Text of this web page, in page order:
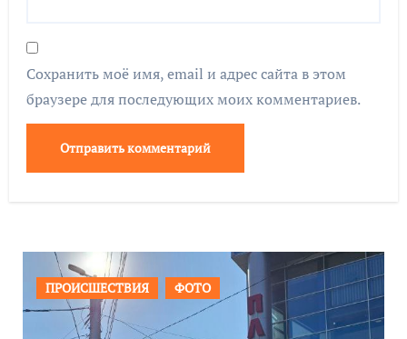
Сохранить моё имя, email и адрес сайта в этом
браузере для последующих моих комментариев.
ОБЩЕСТВО ФОТО